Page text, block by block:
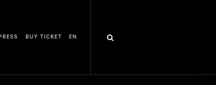
PRESS BUY TICKET EN